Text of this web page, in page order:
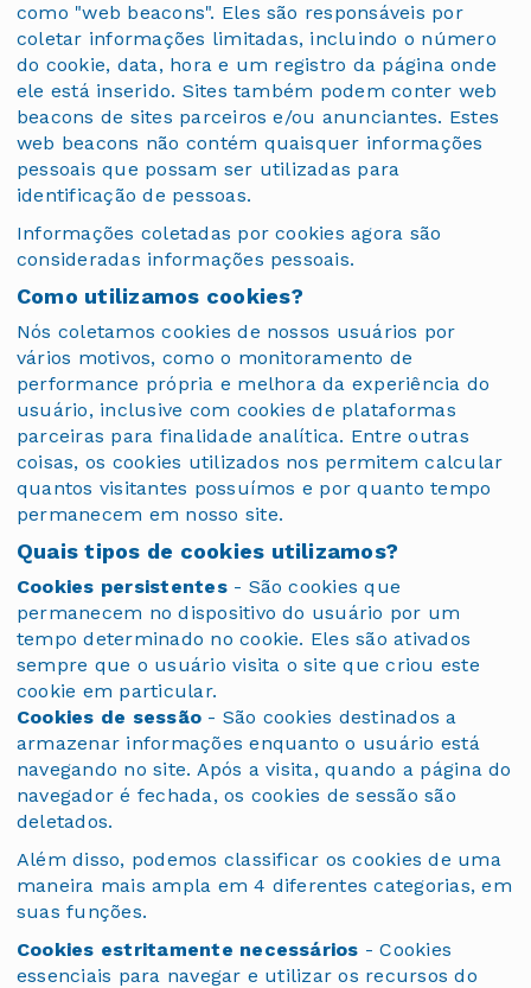
como "web beacons". Eles são responsáveis por
coletar informações limitadas, incluindo o número
do cookie, data, hora e um registro da página onde
ele está inserido. Sites também podem conter web
beacons de sites parceiros e/ou anunciantes. Estes
web beacons não contém quaisquer informações
pessoais que possam ser utilizadas para
identificação de pessoas.
Informações coletadas por cookies agora são
consideradas informações pessoais.
Como utilizamos cookies?
Nós coletamos cookies de nossos usuários por
vários motivos, como o monitoramento de
performance própria e melhora da experiência do
usuário, inclusive com cookies de plataformas
parceiras para finalidade analítica. Entre outras
coisas, os cookies utilizados nos permitem calcular
quantos visitantes possuímos e por quanto tempo
permanecem em nosso site.
Quais tipos de cookies utilizamos?
Cookies persistentes- São cookies que
permanecem no dispositivo do usuário por um
tempo determinado no cookie. Eles são ativados
sempre que o usuário visita o site que criou este
cookie em particular.
Cookies de sessão - São cookies destinados a
armazenar informações enquanto o usuário está
navegando no site. Após a visita, quando a página do
navegador é fechada, os cookies de sessão são
deletados.
Além disso, podemos classificar os cookies de uma
maneira mais ampla em 4 diferentes categorias, em
suas funções.
Cookies estritamente necessários - Cookies
essenciais para navegar e utilizar os recursos do